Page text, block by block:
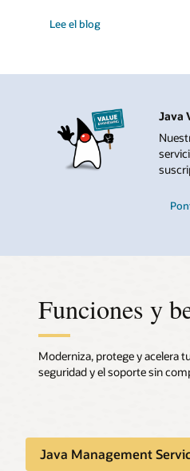
Lee el blog
Java
Funciones y
Moderniza, protege y acelera
seguridad y el soporte sin
Java Management